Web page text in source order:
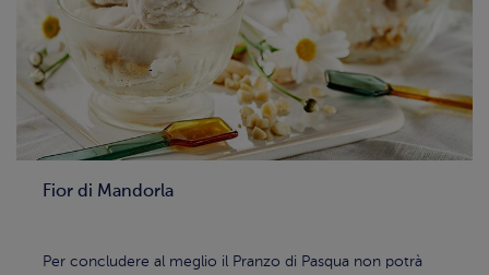
Fior di Mandorla
Per concludere al meglio il Pranzo di Pasqua non potrà